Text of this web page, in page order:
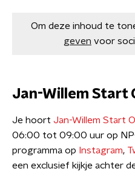
Om deze inhoud te
geven voor
Jan-Willem Start
Je hoort Jan-Willem Start
06:00 tot 09:00 uur op
programma op Instagram,
een exclusief kijkje achter